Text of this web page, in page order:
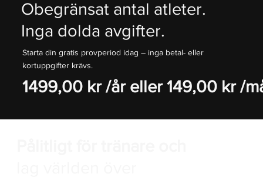
Obegränsat antal atleter.
Inga dolda avgifter.
Starta din gratis provperiod idag – inga betal- eller
kortuppgifter krävs.
1499,00 kr /år eller 149,00 kr /